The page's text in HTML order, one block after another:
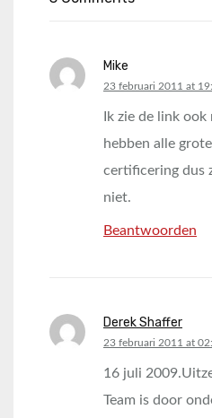
Mike
says:
23 februari 2011 at
Ik zie de link
hebben alle
certificering dus
niet.
Beantwoorden
Derek Shaffer
says:
23 februari 2011 at
16 juli
Team is door